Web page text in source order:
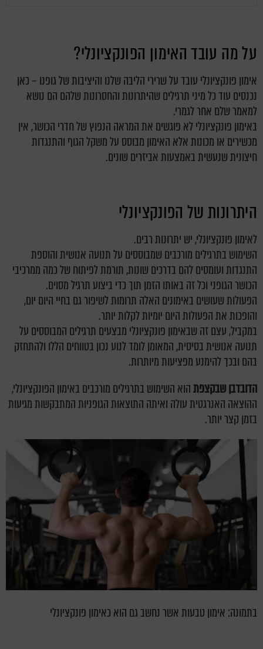
על מה עובד האימון הפונקציונלי?
אימון פונקציונלי עובד על שרירי הליבה שלנו והיציבות של גופנו – כאן
נכנסים עוד כל מיני תרגילים שהיתרונות והחסרונות שלהם הם נושא
למאמר שלם אחר לגמרי.
באימון פונקציונלי לא פוגשים את המראה הנפוץ של חדרי הכושר, אין
מכשירים או מכונות אלא האימון מבוסס על משקל הגוף והתנגדות
חיצונית שנעשית באמצעות אביזרים שונים.
היתרונות של הפונקציונלי
לאימון פונקציונלי, יש יתרונות רבים.
השימוש בתרגילים מורכבים שמבוססים על תנועה אנושית והוספת
התנגדות ועומסים להם בדרכים שונות, תורמת לפיתוח של כמה ממרכיבי
הכושר הגופני וכל זה באותו הזמן תוך כדי ביצוע תרגיל מסוים.
הפעולות שעושים באימונים האלה תרומות לשיפור גם בחיי היום יום,
והופכות את הפעולות היום יומיות לקלות יותר.
במקביל, עצם זה שבאימון פונקציונלי מבצעים תרגילים המבוססים על
תנועה אנושית בסיסית, המאומן לומד לנוע נכון בטווחים הללו ולהתחזק
בהם ובכך להימנע מפציעות מיותרות.
הדובדבן שבקצפתהוא השימוש בתרגילים מורכבים באימון הפונקציונלי,
ההוצאה האנרגטית עולה ואיתה התוצאות הגופניות המתבקשות מגיעות
בזמן קצר יותר.
בתמונה: אימון טבעות אשר נחשב גם הוא כאימון פונקציונלי